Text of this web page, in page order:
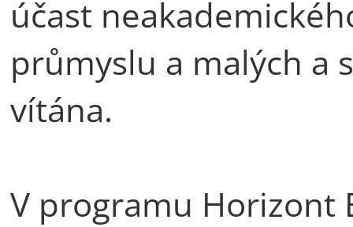
účast
průmyslu a malých a
vítána.
V programu Horizont